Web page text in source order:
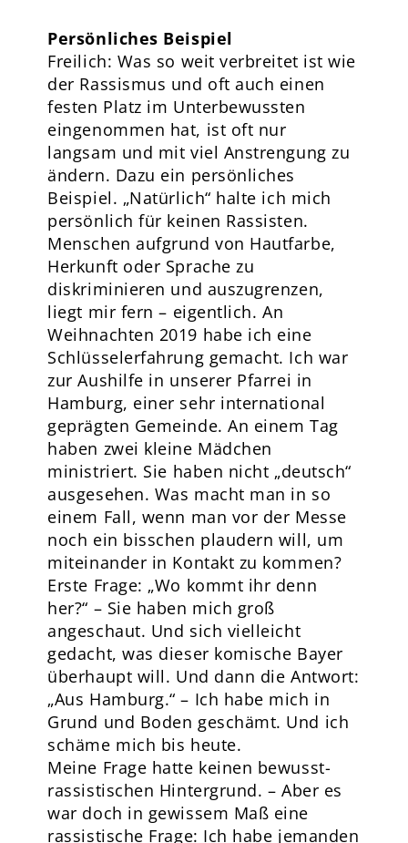
Persönliches Beispiel
Freilich: Was so weit verbreitet ist wie
der Rassismus und oft auch einen
festen Platz im Unterbewussten
eingenommen hat, ist oft nur
langsam und mit viel Anstrengung zu
ändern. Dazu ein persönliches
Beispiel. „Natürlich“ halte ich mich
persönlich für keinen Rassisten.
Menschen aufgrund von Hautfarbe,
Herkunft oder Sprache zu
diskriminieren und auszugrenzen,
liegt mir fern – eigentlich. An
Weihnachten 2019 habe ich eine
Schlüsselerfahrung gemacht. Ich war
zur Aushilfe in unserer Pfarrei in
Hamburg, einer sehr international
geprägten Gemeinde. An einem Tag
haben zwei kleine Mädchen
ministriert. Sie haben nicht „deutsch“
ausgesehen. Was macht man in so
einem Fall, wenn man vor der Messe
noch ein bisschen plaudern will, um
miteinander in Kontakt zu kommen?
Erste Frage: „Wo kommt ihr denn
her?“ – Sie haben mich groß
angeschaut. Und sich vielleicht
gedacht, was dieser komische Bayer
überhaupt will. Und dann die Antwort:
„Aus Hamburg.“ – Ich habe mich in
Grund und Boden geschämt. Und ich
schäme mich bis heute.
Meine Frage hatte keinen bewusst-
rassistischen Hintergrund. – Aber es
war doch in gewissem Maß eine
rassistische Frage: Ich habe jemanden